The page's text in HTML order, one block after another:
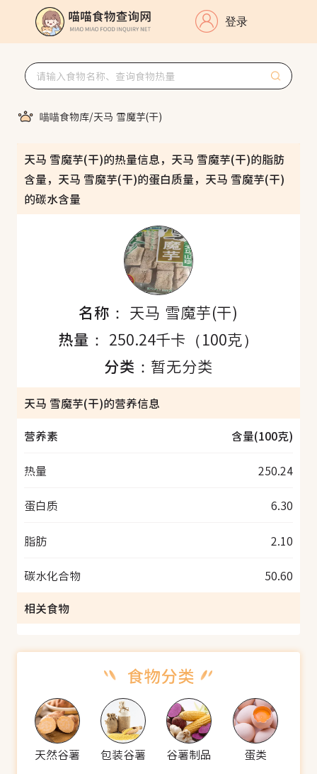
登录
喵喵食物库/天马 雪魔芋(干)
天马 雪魔芋(干)的热量信息，天马 雪魔芋(干)的脂肪
含量，天马 雪魔芋(干)的蛋白质量，天马 雪魔芋(干)
的碳水含量
名称： 天马 雪魔芋(干)
热量： 250.24千卡（100克）
分类： 暂无分类
天马 雪魔芋(干)的营养信息
营养素
含量(100克)
热量 250.24
蛋白质 6.30
脂肪 2.10
碳水化合物
50.60
相关食物
天然谷薯 包装谷薯 谷薯制品 蛋类